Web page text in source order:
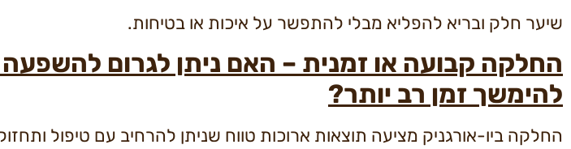
שיער חלק ובריא להפליא מבלי להתפשר על איכות או בטיחות.
החלקה קבועה או זמנית – האם ניתן לגרום
להימשך זמן רב יותר?
החלקה ביו-אורגניק מציעה תוצאות ארוכות טווח שניתן להרחיב עם טיפול